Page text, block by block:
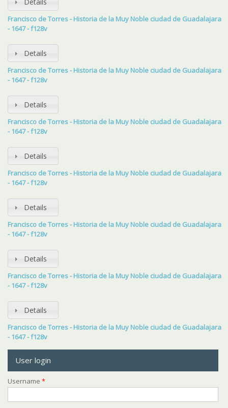
Francisco de Torres - Historia de la Muy Noble ciudad de Guadalajara
- 1647 - f128v
Details
Francisco de Torres - Historia de la Muy Noble ciudad de Guadalajara
- 1647 - f128v
Details
Francisco de Torres - Historia de la Muy Noble ciudad de Guadalajara
- 1647 - f128v
Details
Francisco de Torres - Historia de la Muy Noble ciudad de Guadalajara
- 1647 - f128v
Details
Francisco de Torres - Historia de la Muy Noble ciudad de Guadalajara
- 1647 - f128v
Details
Francisco de Torres - Historia de la Muy Noble ciudad de Guadalajara
- 1647 - f128v
Details
Francisco de Torres - Historia de la Muy Noble ciudad de Guadalajara
- 1647 - f128v
User login
Username *